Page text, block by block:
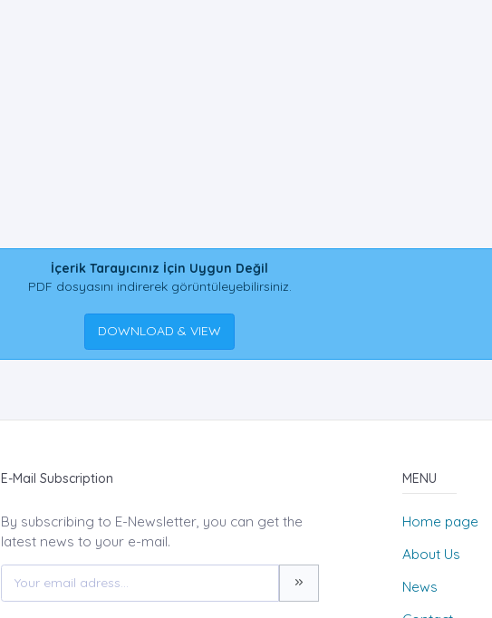
İçerik Tarayıcınız İçin Uygun Değil
PDF dosyasını indirerek görüntüleyebilirsiniz.
DOWNLOAD & VIEW
E-Mail Subscription
By subscribing to E-Newsletter, you can get the
latest news to your e-mail.
MENU
Home page
About Us
News